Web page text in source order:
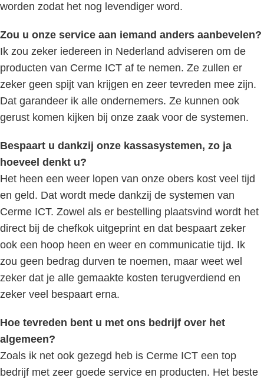
worden zodat het nog levendiger word.
Zou u onze service aan iemand anders aanbevelen?
Ik zou zeker iedereen in Nederland adviseren om de
producten van Cerme ICT af te nemen. Ze zullen er
zeker geen spijt van krijgen en zeer tevreden mee zijn.
Dat garandeer ik alle ondernemers. Ze kunnen ook
gerust komen kijken bij onze zaak voor de systemen.
Bespaart u dankzij onze kassasystemen, zo ja
hoeveel denkt u?
Het heen een weer lopen van onze obers kost veel tijd
en geld. Dat wordt mede dankzij de systemen van
Cerme ICT. Zowel als er bestelling plaatsvind wordt het
direct bij de chefkok uitgeprint en dat bespaart zeker
ook een hoop heen en weer en communicatie tijd. Ik
zou geen bedrag durven te noemen, maar weet wel
zeker dat je alle gemaakte kosten terugverdiend en
zeker veel bespaart erna.
Hoe tevreden bent u met ons bedrijf over het
algemeen?
Zoals ik net ook gezegd heb is Cerme ICT een top
bedrijf met zeer goede service en producten. Het beste